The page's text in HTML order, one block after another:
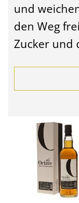
und
den Weg
Zucker und